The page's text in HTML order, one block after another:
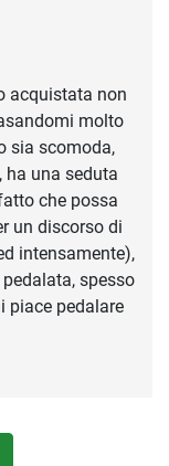
acquistata non
molto
sia scomoda,
ha una seduta
che possa
un discorso di
intensamente),
spesso
piace pedalare